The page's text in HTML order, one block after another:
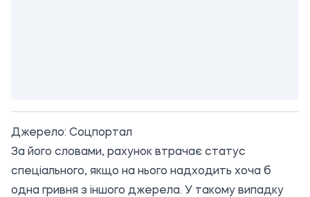
Джерело: Соцпортал
За його словами, рахунок втрачає статус
спеціального, якщо на нього надходить хоча б
одна гривня з іншого джерела. У такому випадку